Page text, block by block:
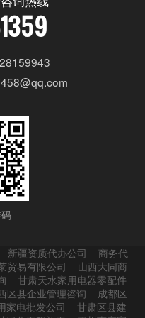
新疆资质代办公司
商务代
贸易有限公司
山西大同商
甘肃天水家用电器零配件
区县企业管理咨询
成都区
家电批发公司
甘肃区县建